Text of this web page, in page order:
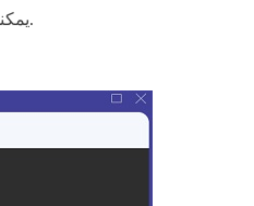
يمكنك تغيير سرعة التشغيل عبر تحديد عدد المرات التي سيزيد أو ينقص فيها معدّل الإطارات أثناء التشغيل.